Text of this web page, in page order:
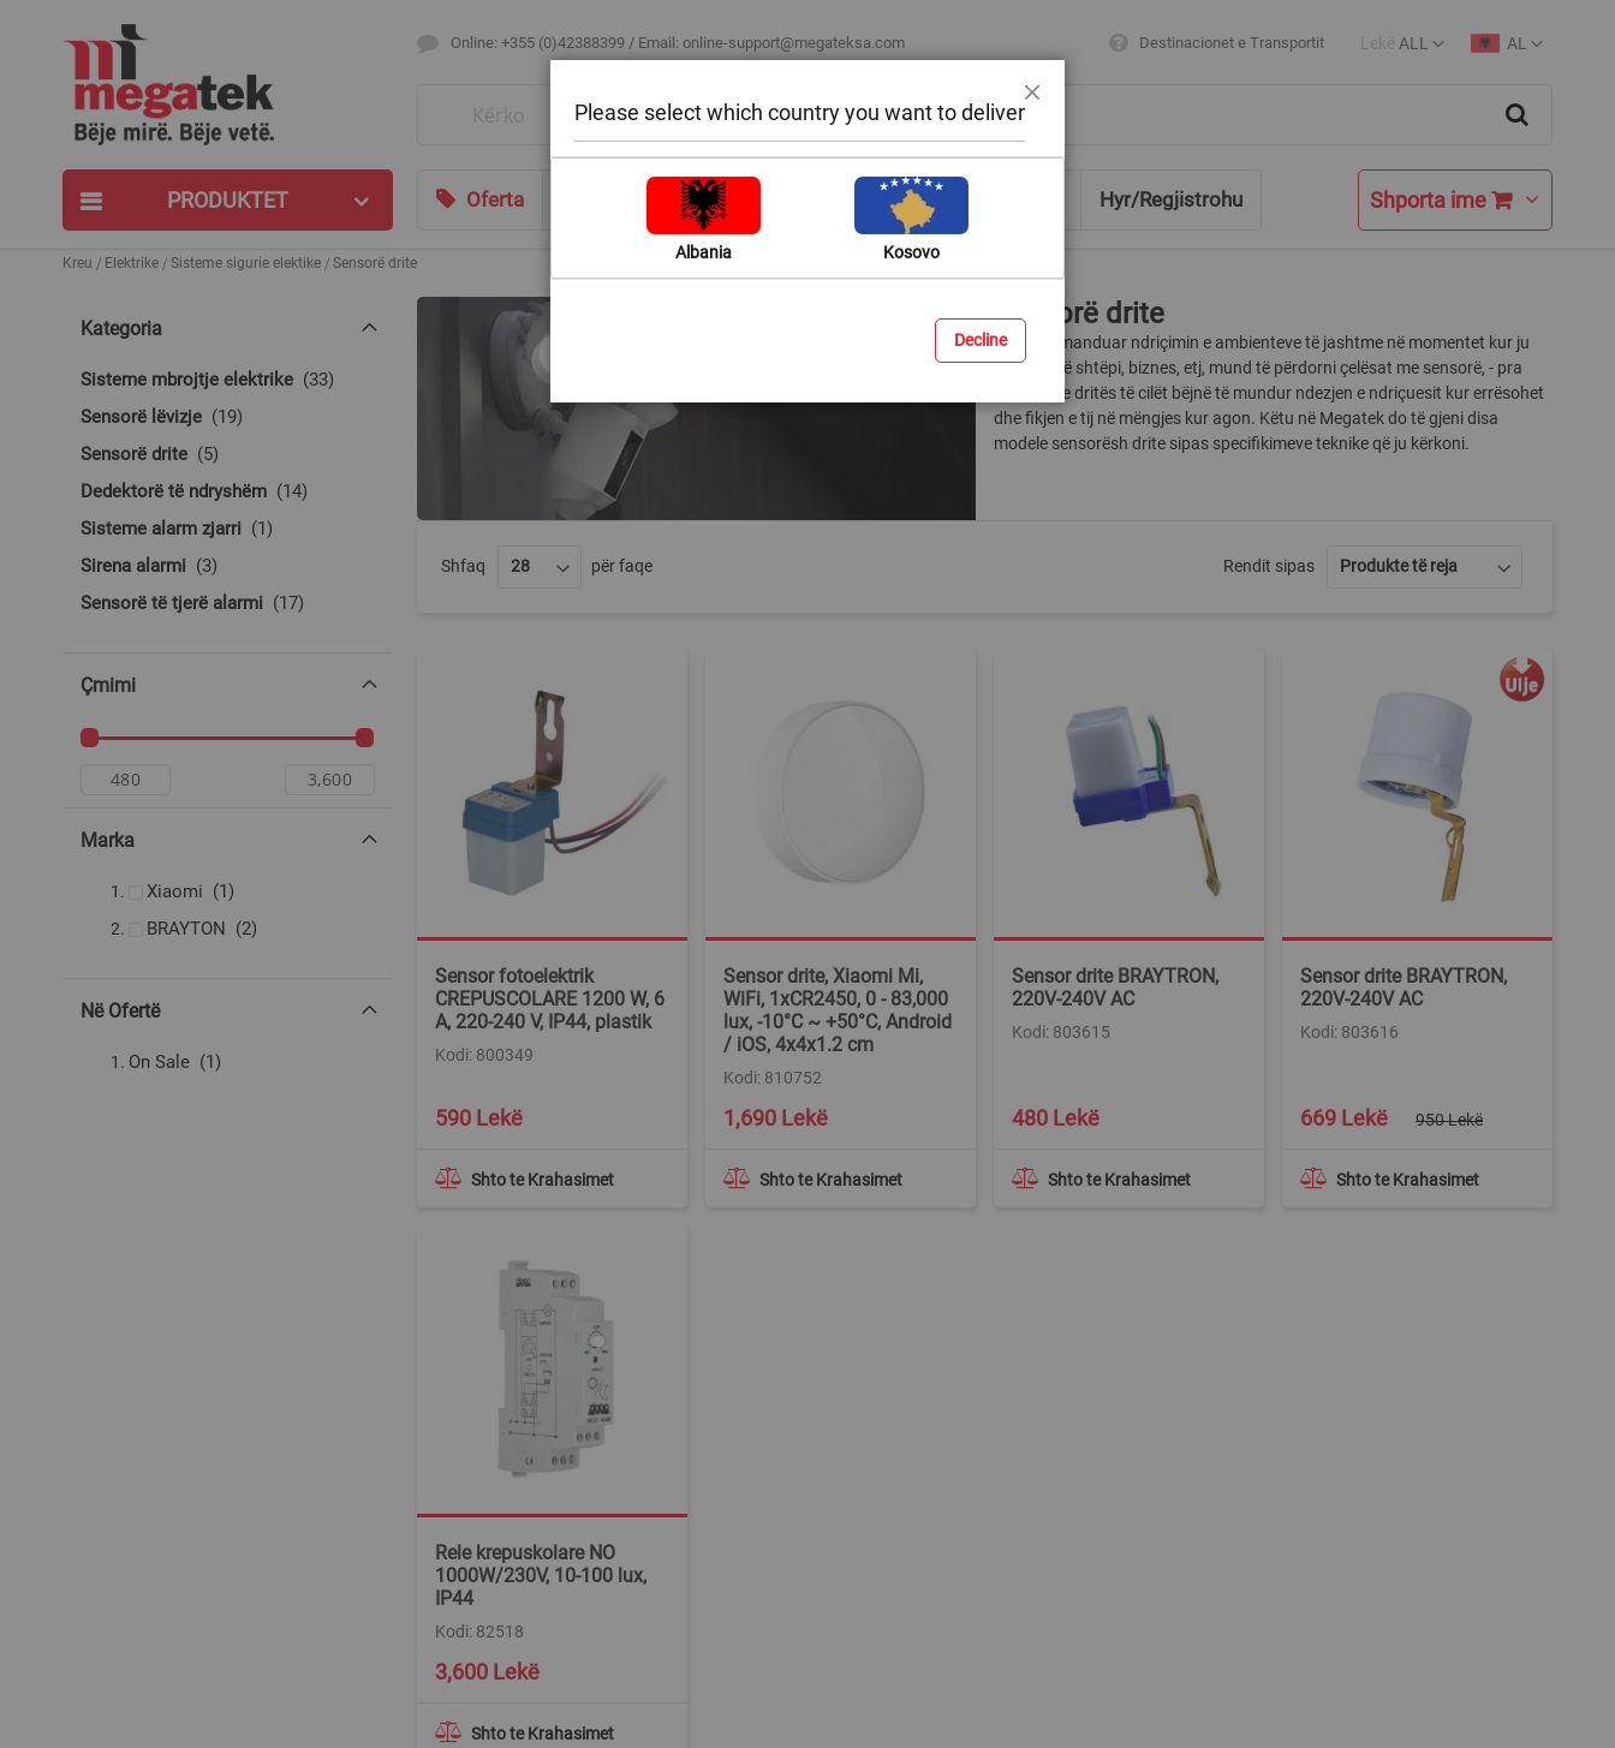
Online: +355 (0)42388399 / Email: online-support@megateksa.com Destinacionet e Transportit
Currency
Lekë ALL
Language
AL
PRODUKTET Oferta Bli sipas ambientit Ndihmë & Këshilla Hyr/Regjistrohu Shporta ime
Kreu Elektrike Sisteme sigurie elektike Sensorë drite
Sensorë drite
Për të komanduar ndriçimin e ambienteve të jashtme në momentet kur ju
nuk jeni në shtëpi, biznes, etj, mund të përdorni çelësat me sensorë, - pra
sensorët e dritës të cilët bëjnë të mundur ndezjen e ndriçuesit kur errësohet
dhe fikjen e tij në mëngjes kur agon. Këtu në Megatek do të gjeni disa
modele sensorësh drite sipas specifikimeve teknike që ju kërkoni.
Shfaq për faqe Rendit sipas
Sensor fotoelektrik
CREPUSCOLARE 1200 W, 6
A, 220-240 V, IP44, plastik
Kodi: 800349
Shto te Krahasimet
590 Lekë
Sensor drite, Xiaomi Mi,
WiFi, 1xCR2450, 0 - 83,000
lux, -10°C ~ +50°C, Android
/ iOS, 4x4x1.2 cm
Kodi: 810752
Shto te Krahasimet
1,690 Lekë
Sensor drite BRAYTRON,
220V-240V AC
Kodi: 803615
Shto te Krahasimet
480 Lekë
Sensor drite BRAYTRON,
220V-240V AC
Kodi: 803616
Shto te Krahasimet
Special
Price
669 Lekë 950 Lekë
Rele krepuskolare NO
1000W/230V, 10-100 lux,
IP44
Kodi: 82518
Shto te Krahasimet
3,600 Lekë
Kategoria
Sisteme mbrojtje elektrike 33produkte
Sensorë lëvizje
19produkte
Sensorë drite
5produkte
Dedektorë të ndryshëm
14produkte
Sisteme alarm zjarri
1produkt
Sirena alarmi
3produkte
Sensorë të tjerë alarmi
17produkte
Çmimi
Marka
Xiaomi 1produkt
BRAYTON
2produkte
Në Ofertë
On Sale 1produkt
Please select which country you want to deliver
Albania Kosovo
Decline